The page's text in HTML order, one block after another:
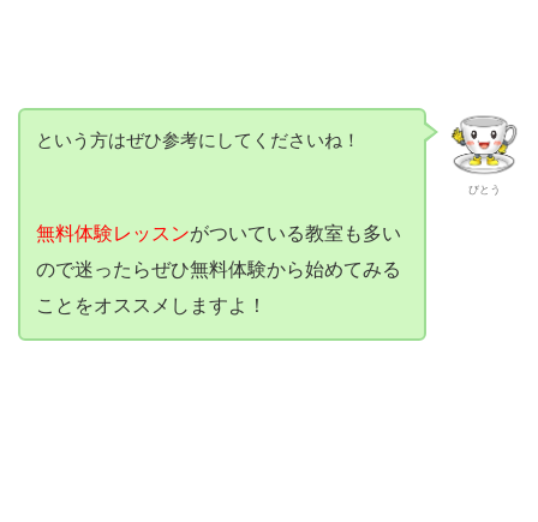
びとう
という方はぜひ参考にしてくださいね！
無料体験レッスンがついている教室も多い
ので迷ったらぜひ無料体験から始めてみる
ことをオススメしますよ！